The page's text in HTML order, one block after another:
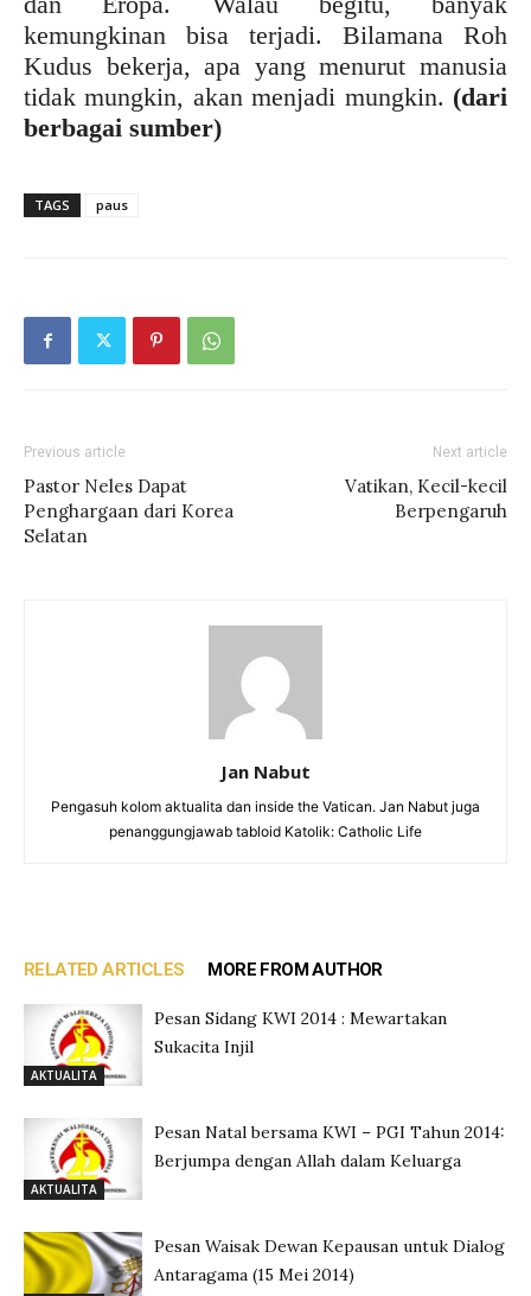
kemungkinan bisa terjadi. Bilamana Roh
Kudus bekerja, apa yang menurut manusia
tidak mungkin, akan menjadi mungkin. (dari
berbagai sumber)
TAGS paus
Previous article
Pastor Neles Dapat
Penghargaan dari Korea
Selatan
Next article
Vatikan, Kecil-kecil
Berpengaruh
Jan Nabut
Pengasuh kolom aktualita dan inside the Vatican. Jan Nabut juga
penanggungjawab tabloid Katolik: Catholic Life
RELATED ARTICLES MORE FROM AUTHOR
AKTUALITA
Pesan Sidang KWI 2014 : Mewartakan
Sukacita Injil
AKTUALITA
Pesan Natal bersama KWI – PGI Tahun 2014:
Berjumpa dengan Allah dalam Keluarga
Pesan Waisak Dewan Kepausan untuk Dialog
Antaragama (15 Mei 2014)